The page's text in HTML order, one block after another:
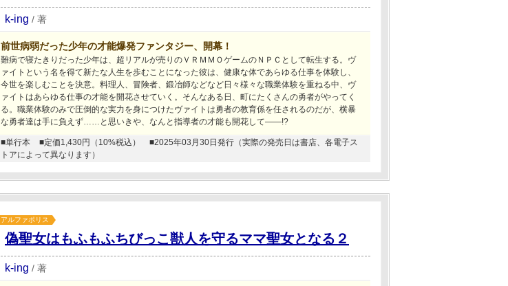
k-ing / 著
前世病弱だった少年の才能爆発ファンタジー、開幕！
難病で寝たきりだった少年は、超リアルが売りのＶＲＭＭＯゲームのＮＰＣとして転生する。ヴ
ァイトという名を得て新たな人生を歩むことになった彼は、健康な体であらゆる仕事を体験し、
今世を楽しむことを決意。料理人、冒険者、鍛冶師などなど日々様々な職業体験を重ねる中、ヴ
ァイトはあらゆる仕事の才能を開花させていく。そんなある日、町にたくさんの勇者がやってく
る。職業体験のみで圧倒的な実力を身につけたヴァイトは勇者の教育係を任されるのだが、横暴
な勇者達は手に負えず……と思いきや、なんと指導者の才能も開花して――!?
■単行本 ■定価1,430円（10%税込）
■2025年03月30日発行（実際の発売日は書店、各電子ス
トアによって異なります）
アルファポリス
偽聖女はもふもふちびっこ獣人を守るママ聖女となる２
k-ing / 著